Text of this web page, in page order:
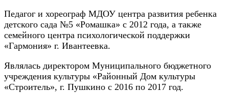
Педагог и хореограф МДОУ центра развития ребенка
детского сада №5 «Ромашка» с 2012 года, а также
семейного центра психологической поддержки
«Гармония» г. Ивантеевка.
Являлась директором Муниципального бюджетного
учреждения культуры «Районный Дом культуры
«Строитель», г. Пушкино с 2016 по 2017 год.